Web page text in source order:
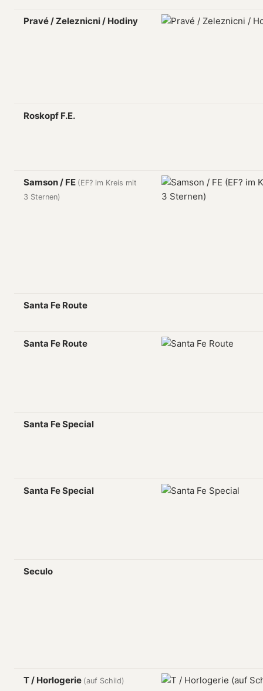
Pravé / Zeleznicni / Hodiny
Roskopf F.E.
Samson / FE (EF? im Kreis mit
3 Sternen)
Santa Fe Route
Santa Fe Route
Santa Fe Special
Santa Fe Special
Seculo
T / Horlogerie (auf Schild)